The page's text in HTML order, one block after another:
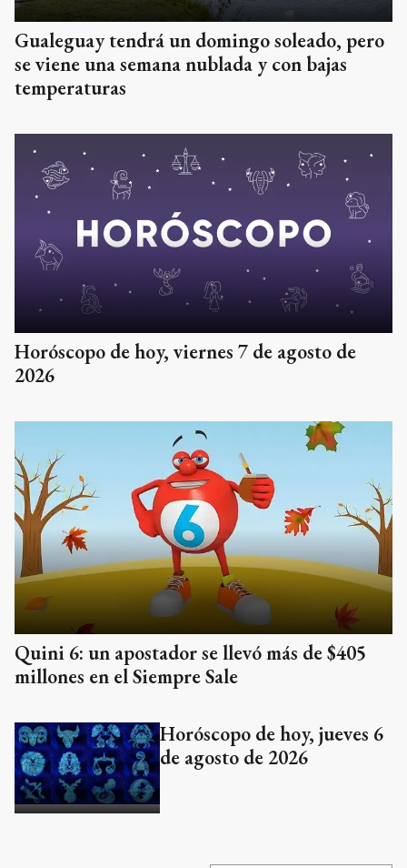
Gualeguay tendrá un domingo soleado, pero
se viene una semana nublada y con bajas
temperaturas
Horóscopo de hoy, viernes 7 de agosto de
2026
Quini 6: un apostador se llevó más de $405
millones en el Siempre Sale
Horóscopo de hoy, jueves 6
de agosto de 2026